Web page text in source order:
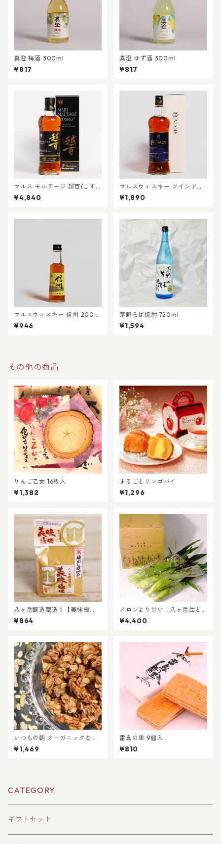
真澄 梅酒 300ml
¥817
真澄 ゆず酒 300ml
¥817
マルス モルテージ 超百(こす
も) 700ml
¥4,840
マルスウィスキー ツインアル
プス 750ml
¥1,890
マルスウィスキー 信州 200m
l¥946
茅野そば焼酎 720ml
¥1,594
その他の商品
りんご乙女 16枚入
¥1,382
まるごとリンゴパイ
¥1,296
八ヶ岳醸造蔵造り【美味極
味】限定醸造品
¥864
メロンより甘い！八ヶ岳生と
うもろこし 10本セット
¥4,400
いつもの朝 オーガニックなグ
ラノーラ
¥1,469
雷鳥の里 9個入
¥810
CATEGORY
ギフトセット